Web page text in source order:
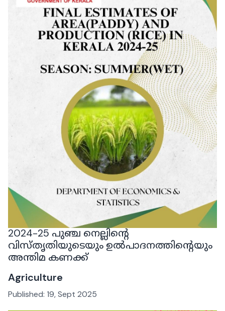
2024-25 പുഞ്ച നെല്ലിന്റെ
വിസ്തൃതിയുടെയും ഉൽപാദനത്തിന്റെയും
അന്തിമ കണക്ക്
Agriculture
Published: 19, Sept 2025